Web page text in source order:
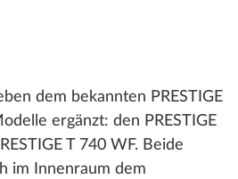
dem bekannten PRESTIGE
ergänzt: den PRESTIGE
T 740 WF. Beide
im Innenraum dem